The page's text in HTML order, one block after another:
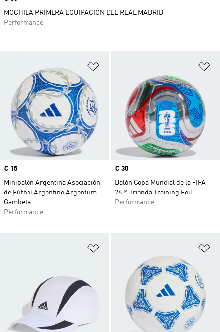
Precio
€ 15
Minibalón Argentina Asociación
de Fútbol Argentino Argentum
Gambeta
Performance
Precio
€ 30
Balón Copa Mundial de la FIFA
26™ Trionda Training Foil
Performance
MOCHILA PRIMERA EQUIPACIÓN DEL REAL MADRID
Performance